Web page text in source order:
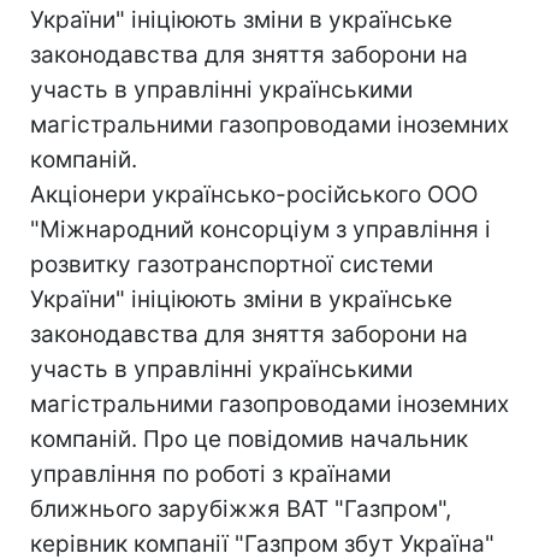
України" ініціюють зміни в українське
законодавства для зняття заборони на
участь в управлінні українськими
магістральними газопроводами іноземних
компаній.
Акціонери українсько-російського ООО
"Міжнародний консорціум з управління і
розвитку газотранспортної системи
України" ініціюють зміни в українське
законодавства для зняття заборони на
участь в управлінні українськими
магістральними газопроводами іноземних
компаній. Про це повідомив начальник
управління по роботі з країнами
ближнього зарубіжжя ВАТ "Газпром",
керівник компанії "Газпром збут Україна"